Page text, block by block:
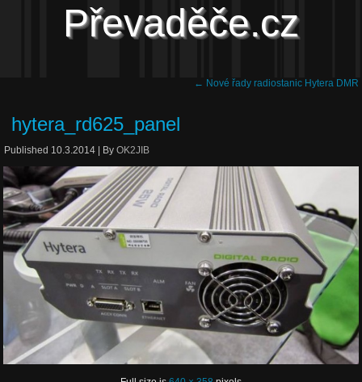
Převaděče.cz
← Nové řady radiostanic Hytera DMR
hytera_rd625_panel
Published 10.3.2014 By OK2JIB